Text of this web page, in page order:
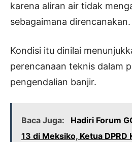
karena aliran air tidak
sebagaimana direncanakan.
Kondisi itu dinilai
perencanaan teknis dalam
pengendalian banjir.
Baca Juga:
Hadiri Forum
13 di Meksiko, Ketua DPRD